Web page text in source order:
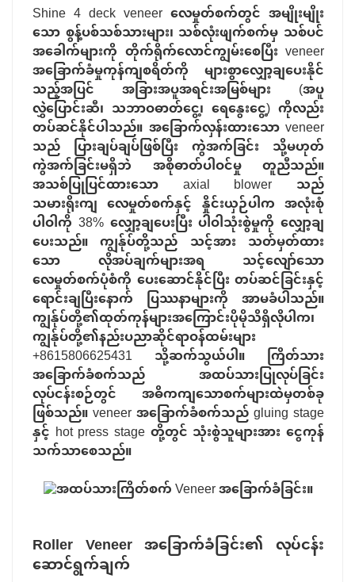
Shine 4 deck veneer လေမှုတ်စက်တွင် အမျိုးမျိုး
သော စွန့်ပစ်သစ်သားများ၊ သစ်လုံးဖျက်စက်မှ သစ်ပင်
အခေါက်များကို တိုက်ရိုက်လောင်ကျွမ်းစေပြီး veneer
အခြောက်ခံမှုကုန်ကျစရိတ်ကို များစွာလျှော့ချပေးနိုင်
သည့်အပြင် အခြားအပူအရင်းအမြစ်များ (အပူ
လွှဲပြောင်းဆီ၊ သဘာဝဓာတ်ငွေ့၊ ရေနွေးငွေ့) ကိုလည်း
တပ်ဆင်နိုင်ပါသည်။ အခြောက်လှန်းထားသော veneer
သည် ပြားချပ်ချပ်ဖြစ်ပြီး ကွဲအက်ခြင်း သို့မဟုတ်
ကွဲအက်ခြင်းမရှိဘဲ အစိုဓာတ်ပါဝင်မှု တူညီသည်။
အသစ်ပြုပြင်ထားသော axial blower သည်
သမားရိုးကျ လေမှုတ်စက်နှင့် နှိုင်းယှဉ်ပါက အလုံးစုံ
ပါဝါကို 38% လျှော့ချပေးပြီး ပါဝါသုံးစွဲမှုကို လျှော့ချ
ပေးသည်။ ကျွန်ုပ်တို့သည် သင့်အား သတ်မှတ်ထား
သော လိုအပ်ချက်များအရ သင့်လျော်သော
လေမှုတ်စက်ပုံစံကို ပေးဆောင်နိုင်ပြီး တပ်ဆင်ခြင်းနှင့်
ရောင်းချပြီးနောက် ပြဿနာများကို အာမခံပါသည်။
ကျွန်ုပ်တို့၏ထုတ်ကုန်များအကြောင်းပိုမိုသိရှိလိုပါက၊
ကျွန်ုပ်တို့၏နည်းပညာဆိုင်ရာဝန်ထမ်းများ
+8615806625431 သို့ဆက်သွယ်ပါ။ ကြိတ်သား
အခြောက်ခံစက်သည် အထပ်သားပြုလုပ်ခြင်း
လုပ်ငန်းစဉ်တွင် အဓိကကျသောစက်များထဲမှတစ်ခု
ဖြစ်သည်။ veneer အခြောက်ခံစက်သည် gluing stage
နှင့် hot press stage တို့တွင် သုံးစွဲသူများအား ငွေကုန်
သက်သာစေသည်။
Roller Veneer အခြောက်ခံခြင်း၏ လုပ်ငန်း
ဆောင်ရွက်ချက်